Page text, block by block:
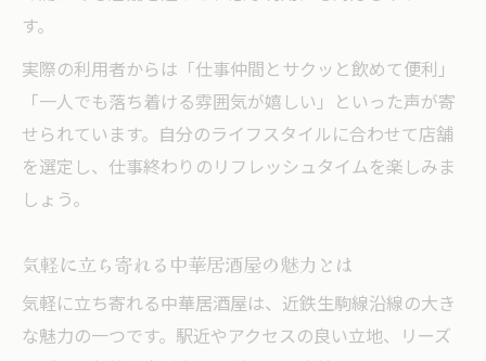
す。
実際の利用者からは「仕事仲間とサクッと飲めて便利」
「一人でも落ち着ける雰囲気が嬉しい」といった声が寄
せられています。自分のライフスタイルに合わせて店舗
を選定し、仕事終わりのリフレッシュタイムを楽しみま
しょう。
気軽に立ち寄れる中華居酒屋の魅力とは
気軽に立ち寄れる中華居酒屋は、近鉄生駒線沿線の大き
な魅力の一つです。駅近やアクセスの良い立地、リーズ